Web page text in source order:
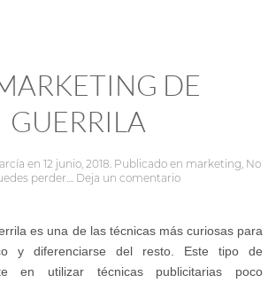
DE
GUERRILA
en 12 junio, 2018 . Publicado en marketing No
perder...
Deja un comentario
es una de las técnicasmás curiosas para
y diferenciarse del resto. Este tipo de
en utilizar técnicas publicitarias poco